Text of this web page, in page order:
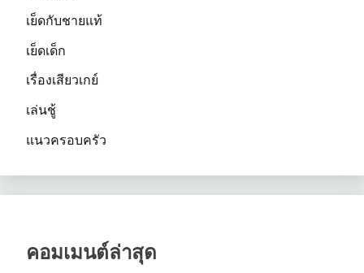
เย็ดกับชายแท้
เย็ดเด็ก
เรื่องเสียวเกย์
เล่นชู้
แนวครอบครัว
คอมเมนต์ล่าสุด